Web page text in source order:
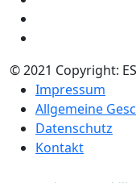
© 2021 Copyright:
Impressum
Allgemeine
Datenschutz
Kontakt